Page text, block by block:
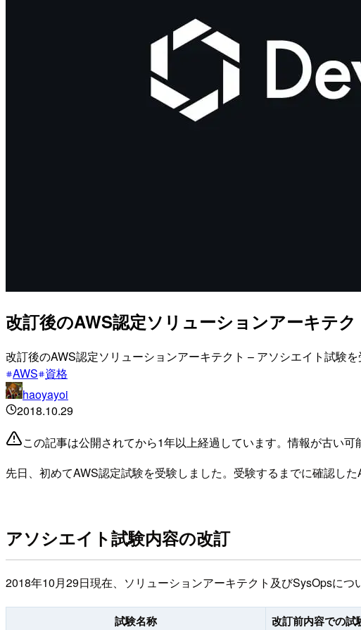
改訂後のAWS認定ソリューションアーキテ
改訂後のAWS認定ソリューションアーキテクト – アソシエイト試験
AWS 資格
haoyayoi
2018.10.29
この記事は公開されてから1年以上経過しています。情報が古い可
先日、初めてAWS認定試験を受験しました。受験するまでに確認し
アソシエイト試験内容の改訂
2018年10月29日現在、ソリューションアーキテクト及びSysOpsにつ
試験名称 改訂前内容での試